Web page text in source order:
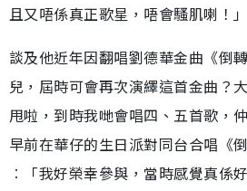
且又唔係真正歌星，唔會騷肌喇！」
談及他近年因翻唱劉德華金曲《倒
兒，屆時可會再次演繹這首金曲？
甩啦，到時我哋會唱四、五首歌，
早前在華仔的生日派對同台合唱《
︰「我好榮幸參與，當時感覺真係好